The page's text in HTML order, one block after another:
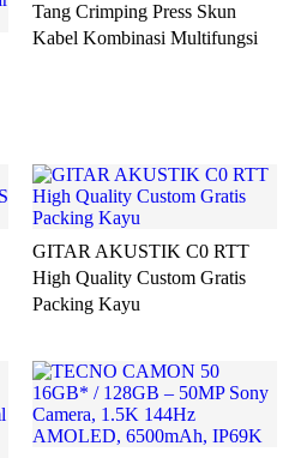
Tang Crimping Press Skun
Kabel Kombinasi Multifungsi
GITAR AKUSTIK C0 RTT
High Quality Custom Gratis
Packing Kayu